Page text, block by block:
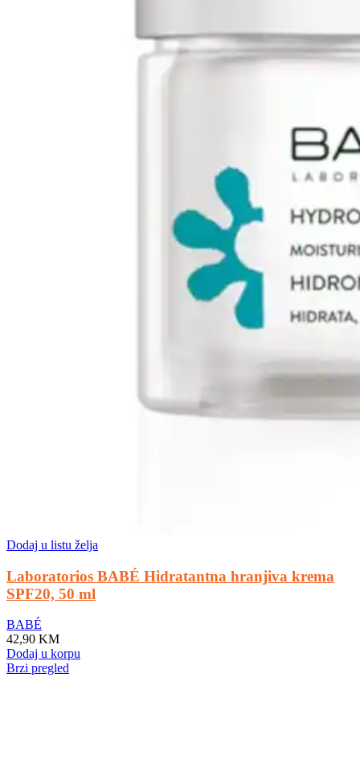
Dodaj u listu želja
Laboratorios BABÉ Hidratantna hranjiva krema
SPF20, 50 ml
BABÉ
42,90 KM
Dodaj u korpu
Brzi pregled